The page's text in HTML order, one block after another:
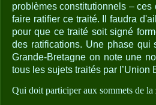
problèmes constitutionnels –
faire ratifier ce traité. Il faudra
pour que ce traité soit signé
des ratifications. Une phase
Grande-Bretagne on note une
tous les sujets traités par l’Union
Qui doit participer aux sommets de la